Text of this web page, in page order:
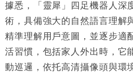
11:40
財經｜黑石傳再籌逾360億
Google晶片
10:57
財經｜美商務部擬擴大金屬
25%
18:15
本地｜新世界K11 9月升級
定高消費客群
據悉，「靈犀」四足機器人深
術，具備強大的自然語言理解
精準理解用戶意圖，並逐步適
活習慣，包括家人外出時，它
動巡邏，依托高清攝像頭與環